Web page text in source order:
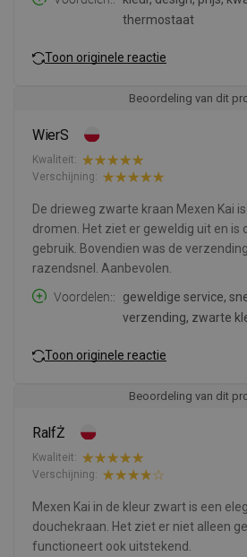
thermostaat
Toon originele reactie
Beoordeling van dit
WierS
Kwaliteit:
Verschijning:
De drieweg zwarte kraan Mexen Kai
dromen. Het ziet er geweldig uit en is
gebruik. Bovendien was de
razendsnel. Aanbevolen.
Voordelen:
geweldige service,
verzending, zwarte
Toon originele reactie
Beoordeling van dit
RalfŻ
Kwaliteit:
Verschijning:
Mexen Kai in de kleur zwart is een
douchekraan. Het ziet er niet alleen
functioneert ook uitstekend.